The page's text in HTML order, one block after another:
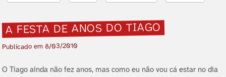
A FESTA DE ANOS DO TIAGO
Publicado em8/03/2010
O Tiago ainda não fez anos, mas como eu não vou cá estar no dia